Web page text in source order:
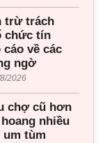
trừ trách
chức tín
về các
ngờ
2026
chợ cũ hơn
nhiều
um tùm